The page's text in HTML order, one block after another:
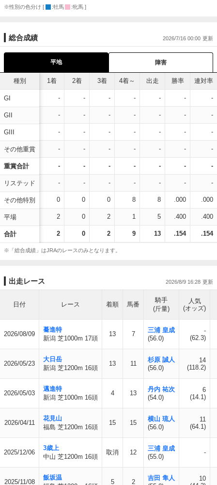
※性別の色分け [ :牡馬 :牝馬 ]
総合成績 2026/7/16 00:00
平地 障害
種別
GI
GII
GIII
その他重賞
重賞合計
リステッド
その他特別
平場
合計
1着 2着 3着 4着～ 出走 勝率 連対率
- - - - - - -
- - - - - - -
- - - - - - -
- - - - - - -
- - - - - - -
- - - - - - -
0 0 0 8 8 .000 .000
2 0 2 1 5 .400 .400
2 0 2 9 13 .154 .154
※「総合成績」はJRAのレースのみとなります。
出走レース 2026/8/9 16:28
日付 レース 着順 馬番
騎手
(斤量)
人気
(オッズ)
2026/08/09
驀進特
新潟 芝1000m 17頭
13 7
三浦 皇成
(56.0)
-
(62.3)
2026/05/23
大日岳
新潟 芝1200m 16頭
13 11
杉原 誠人
(56.0)
14
(118.2)
2026/05/03
邁進特
新潟 芝1000m 16頭
4 13
丹内 祐次
(54.0)
6
(14.1)
2026/04/11
花見山
福島 芝1200m 16頭
15 15
横山 琉人
(56.0)
11
(64.1)
2025/12/06
3歳上
中山 芝1200m 16頭
取消 12
三浦 皇成
(55.0)
-
2025/11/08
飯坂温
5 2
吉田 隼人
10